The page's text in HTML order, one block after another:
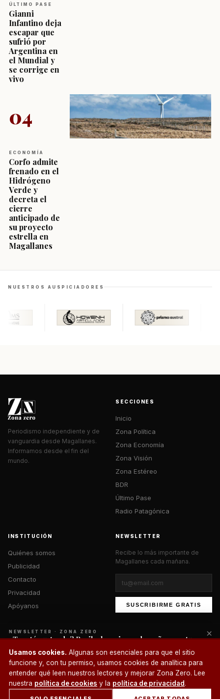
ÚLTIMO PASE
Gianni
Infantino deja
escapar que
sufrió por
Argentina en
el Mundial y
se corrige en
vivo
04
ECONOMÍA
Corfo admite
frenado en el
Hidrógeno
Verde y
decreta el
cierre
anticipado de
su proyecto
estrella en
Magallanes
NUESTROS AUSPICIADORES
Periodismo independiente y de
vanguardia desde Magallanes.
Informamos desde el fin del
mundo.
SECCIONES
Inicio
Zona Política
Zona Economía
Zona Visión
Zona Estéreo
BDR
Último Pase
Radio Patagónica
INSTITUCIÓN
Quiénes somos
Publicidad
Contacto
Privacidad
Apóyanos
NEWSLETTER
Recibe lo más importante de
Magallanes cada mañana.
SUSCRIBIRME GRATIS
© 2026 Zona Zero Media. Todos los derechos reservados.
Usamos cookies. Algunas son esenciales para que el sitio
funcione y, con tu permiso, usamos cookies de analítica para
entender qué leen nuestros lectores y mejorar Zona Zero. Lee
nuestra política de cookies y la política de privacidad.
¿Un café?
NEWSLETTER · ZONA ZERO
¿Te está gustando? Recibe lo mejor cada mañana en tu
correo.
SUSCRIBIRME
×